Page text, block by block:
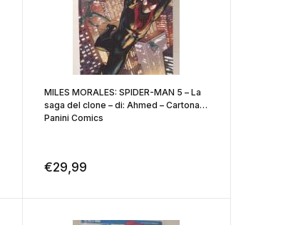
MILES MORALES: SPIDER-MAN 5 – La
saga del clone – di: Ahmed – Cartonato
Panini Comics
€29,99